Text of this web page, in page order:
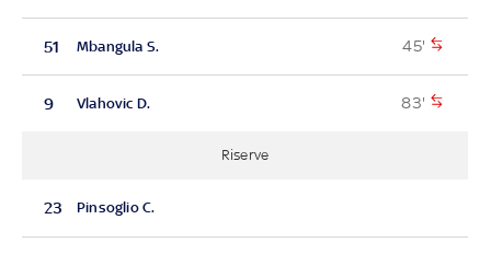
51 Mbangula S. 45'
9 Vlahovic D. 83'
Riserve
23 Pinsoglio C.